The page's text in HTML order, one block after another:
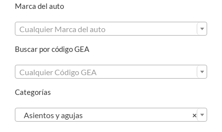
Marca del auto
Cualquier Marca del auto
Buscar por código GEA
Cualquier Código GEA
Categorías
×
Asientos y agujas